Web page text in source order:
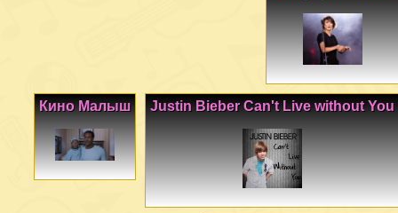
Justin Bieber Can't Live without You
Кино Малыш